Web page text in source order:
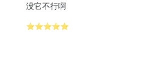
没它不行啊
⭐⭐⭐⭐⭐